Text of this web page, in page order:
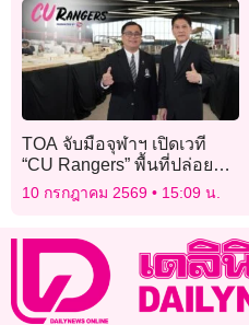
TOA จับมือจุฬาฯ เปิดเวที
“CU Rangers” พื้นที่ปล่อย
พลังโชว์สุดยอดผลงานนิสิต
จาก 5 คณะ
10 กรกฎาคม 2569 15:09 น.